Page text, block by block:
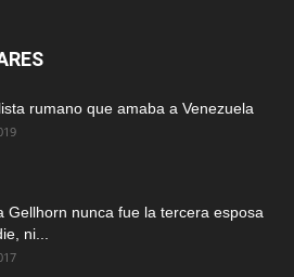
rumano que amaba a Venezuela
Gellhorn nunca fue la tercera esposa
ni...